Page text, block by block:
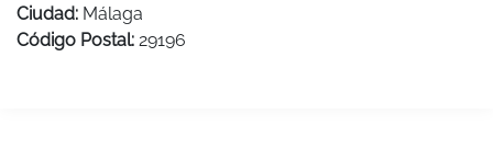
Ciudad: Málaga
Código Postal: 29196